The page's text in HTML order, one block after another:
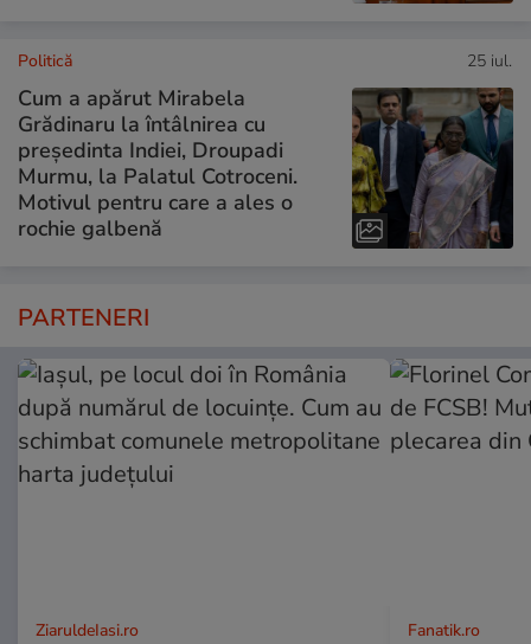
Politică 25 iul.
Cum a apărut Mirabela
Grădinaru la întâlnirea cu
președinta Indiei, Droupadi
Murmu, la Palatul Cotroceni.
Motivul pentru care a ales o
rochie galbenă
PARTENERI
ZiaruldeIasi.ro Fanatik.ro